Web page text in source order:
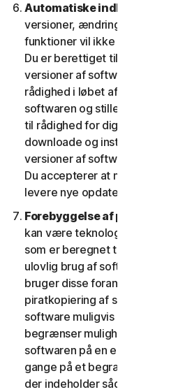
Automatiske
versioner, ændringer,
funktioner vil ikke være til
Du er berettiget til at modtage
versioner af softwaren, som vi
rådighed i løbet af tjenestens
softwaren og stille den
til rådighed for dig accepterer
downloade og installere nye
versioner af softwaren, når de
Du accepterer at modtage og
levere nye opdateringer og
Forebyggelse af
kan være teknologiske
som er beregnet til at forhindre
ulovlig brug af softwaren. Du
bruger disse foranstaltninger til
piratkopiering af software
software muligvis
begrænser muligheden for at
softwaren på en enhed mere
gange på et begrænset antal
der indeholder sådanne